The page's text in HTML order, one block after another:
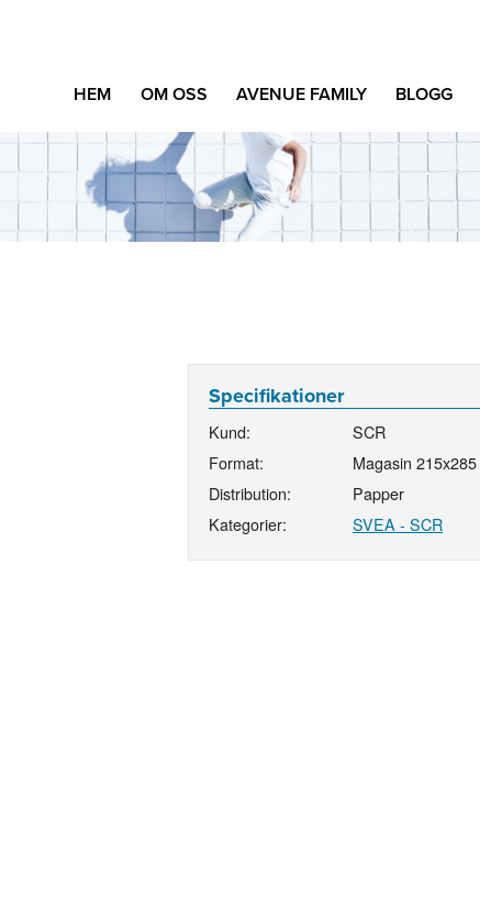
HEM OM OSS AVENUE FAMILY BLOGG
Specifikationer
Kund:
SCR
Format:
Magasin 215x285
Distribution:
Papper
Kategorier:
SVEA - SCR